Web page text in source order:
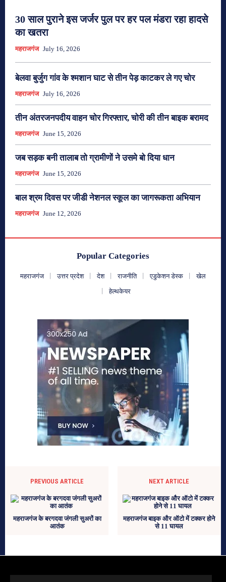
30 साल पुराने इस जर्जर पुल पर हर पल मंडरा रहा हादसे
का खतरा
महराजगंज July 16, 2026
बेलवा बुर्जुग गांव के श्मशान घाट से तीन पेड़ काटकर ले गए चोर
महराजगंज July 16, 2026
तीन अंतरजनपदीय वाहन चोर गिरफ्तार, चोरी की तीन बाइक बरामद
महराजगंज June 15, 2026
जब सड़क बनी तालाब तो ग्रामीणों ने उसमे बो दिया धान
महराजगंज June 15, 2026
बाल श्रम दिवस पर जीडी नेशनल स्कूल का जागरूकता अभियान
महराजगंज June 12, 2026
Popular Categories
महराजगंज उत्तर प्रदेश देश राजनीति एडुकेशन डेस्क
खेल
हेल्थकेयर
PREVIOUS ARTICLE
महराजगंज के बरगदवा जंगली सुअरों का
आतंक
NEXT ARTICLE
महराजगंज बाइक और ऑटो में टक्कर होने
से 11 घायल